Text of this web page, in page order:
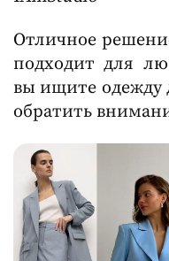
Отличное
подходит для
вы ищите одежду
обратить